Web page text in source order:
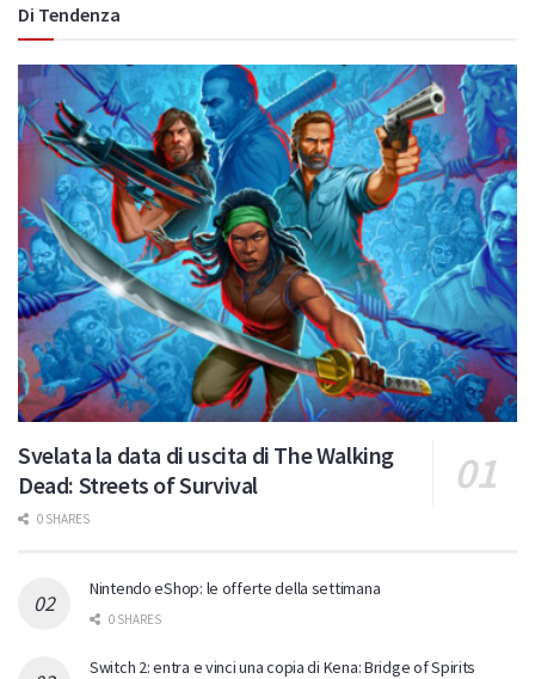
Di Tendenza
Svelata la data di uscita di The Walking
Dead: Streets of Survival
0 SHARES
Nintendo eShop: le offerte della settimana
0 SHARES
Switch 2: entra e vinci una copia di Kena: Bridge of Spirits